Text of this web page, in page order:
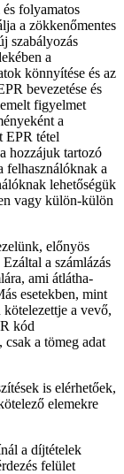
folyamatos
a zökkenőmentes
szabályozás
a
könnyítése és az
bevezetése és
figyelmet
a
EPR tétel
hozzájuk tartozó
felhasználóknak a
lehetőségük
vagy külön-külön
előnyös
a számlázás
ami átlátha­
esetekben, mint
a vevő,
kód
csak a tömeg adat
is elérhetőek,
elemekre
a díjtételek
felület